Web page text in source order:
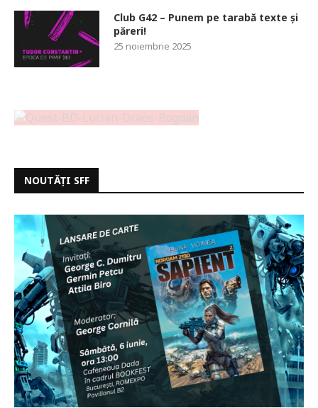
Club G42 – Punem pe tarabă texte și
păreri!
25 noiembrie 2025
NOUTĂȚI SFF